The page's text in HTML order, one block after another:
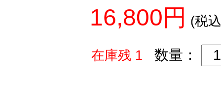
16,800円 (税
在庫残 1 数量：